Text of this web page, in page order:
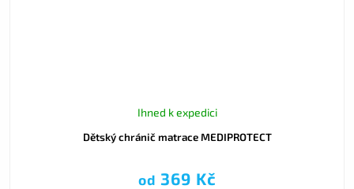
Dětský chránič matrace MEDIPROTECT
Ihned k expedici
od 369 Kč